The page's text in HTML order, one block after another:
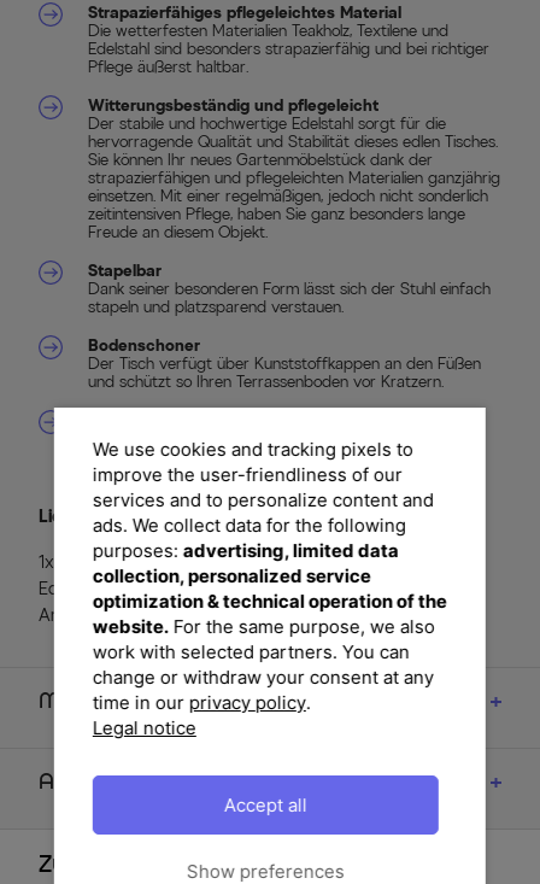
Strapazierfähiges pflegeleichtes Material
Die wetterfesten Materialien Teakholz, Textilene und
Edelstahl sind besonders strapazierfähig und bei richtiger
Pflege äußerst haltbar.
Witterungsbeständig und pflegeleicht
Der stabile und hochwertige Edelstahl sorgt für die
hervorragende Qualität und Stabilität dieses edlen Tisches.
Sie können Ihr neues Gartenmöbelstück dank der
strapazierfähigen und pflegeleichten Materialien ganzjährig
einsetzen. Mit einer regelmäßigen, jedoch nicht sonderlich
zeitintensiven Pflege, haben Sie ganz besonders lange
Freude an diesem Objekt.
Stapelbar
Dank seiner besonderen Form lässt sich der Stuhl einfach
stapeln und platzsparend verstauen.
Bodenschoner
Der Tisch verfügt über Kunststoffkappen an den Füßen
und schützt so Ihren Terrassenboden vor Kratzern.
Lieferumfang
1x OUTFLEXX Esstischgarnitur, silber/anthrazit,
Edelstahl/Granit/Textil, 200x100 cm, 6 Gartensessel,
Armlehnen aus Teak
Maße
Artikelmerkmale & Materialien
Zubehör
We use cookies and tracking pixels to
improve the user-friendliness of our
services and to personalize content and
ads. We collect data for the following
purposes: advertising, limited data
collection, personalized service
optimization & technical operation of the
website.For the same purpose, we also
work with selected partners. You can
change or withdraw your consent at any
time in our privacy policy.
Legal notice
Show preferences
Accept all